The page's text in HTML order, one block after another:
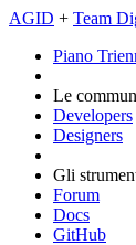
AGID + Team
Piano
Le
Developers
Designers
Gli
Forum
Docs
GitHub